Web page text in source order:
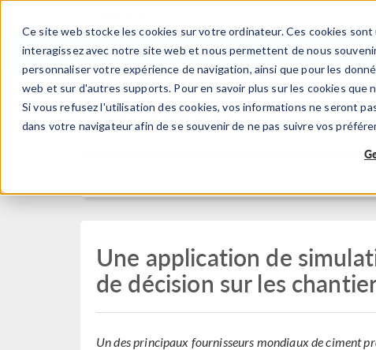
Ce site web stocke les cookies sur votre ordinateur. Ces cookies
interagissez avec notre site web et nous permettent de nous
personnaliser votre expérience de navigation, ainsi que pour les
web et sur d'autres supports. Pour en savoir plus sur les cookies
Si vous refusez l'utilisation des cookies, vos informations ne seront
dans votre navigateur afin de se souvenir de ne pas suivre vos
PRODUITS
Press Release
Une application de
de décision sur les
Un des principaux fournisseurs mondiaux de ciment